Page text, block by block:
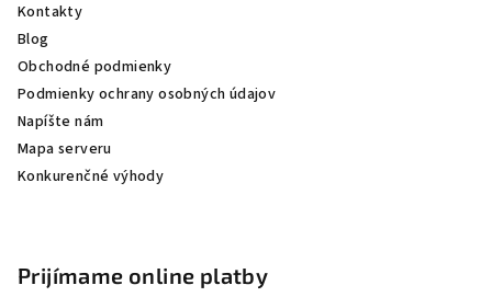
Kontakty
Blog
Obchodné podmienky
Podmienky ochrany osobných údajov
Napíšte nám
Mapa serveru
Konkurenčné výhody
Prijímame online platby